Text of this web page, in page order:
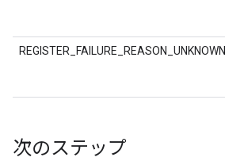
REGISTER_FAILURE_REASON_UNKNOWN
次のステップ